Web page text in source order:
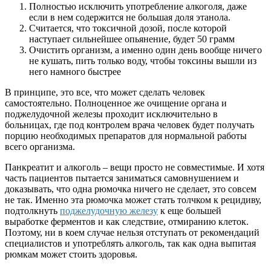
Полностью исключить употребление алкоголя, даже
если в нем содержится не большая доля этанола.
Считается, что токсичной дозой, после которой
наступает сильнейшее опьянение, будет 50 грамм
Очистить организм, а именно один день вообще ничего
не кушать, пить только воду, чтобы токсины вышли из
него намного быстрее
В принципе, это все, что может сделать человек
самостоятельно. Полноценное же очищение органа и
поджелудочной железы проходит исключительно в
больницах, где под контролем врача человек будет получать
порцию необходимых препаратов для нормальной работы
всего организма.
Панкреатит и алкоголь – вещи просто не совместимые. И хотя
часть пациентов пытается заниматься самовнушением и
доказывать, что одна рюмочка ничего не сделает, это совсем
не так. Именно эта рюмочка может стать толчком к рецидиву,
подтолкнуть поджелудочную железу к еще большей
выработке ферментов и как следствие, отмиранию клеток.
Поэтому, ни в коем случае нельзя отступать от рекомендаций
специалистов и употреблять алкоголь, так как одна выпитая
рюмкам может стоить здоровья.